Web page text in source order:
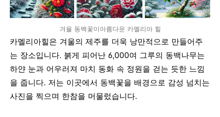
겨울 동백꽃이아름다운 카멜리아 힐
카멜리아힐은 겨울의 제주를 더욱 낭만적으로 만들어주
는 장소입니다. 붉게 피어난 6,000여 그루의 동백나무는
하얀 눈과 어우러져 마치 동화 속 정원을 걷는 듯한 느낌
을 줍니다. 저는 이곳에서 동백꽃을 배경으로 감성 넘치는
사진을 찍으며 한참을 머물렀습니다.